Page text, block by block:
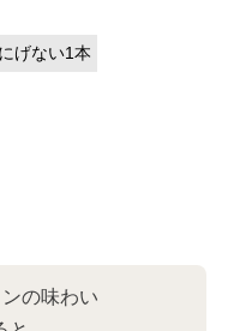
げない1本
の味わい